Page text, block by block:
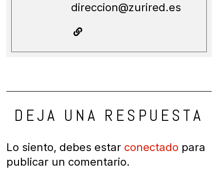
direccion@zurired.es
DEJA UNA RESPUESTA
Lo siento, debes estar conectado para
publicar un comentario.